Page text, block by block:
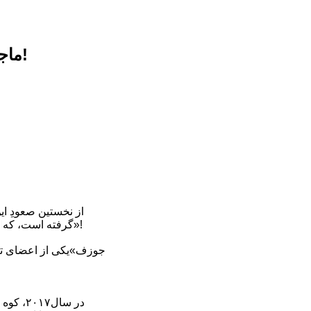
ماجرای پیکر بی‌جان کوه‌نورد ژاپنی در ۶۶٠٠متری «اورست» چه بود؟!
گرفته است، که از میان آنان تنها یک نفر توانسته است بدون کپسول اکسیژن صعود خود را انجام دهد...«جوزف جاست»!
در